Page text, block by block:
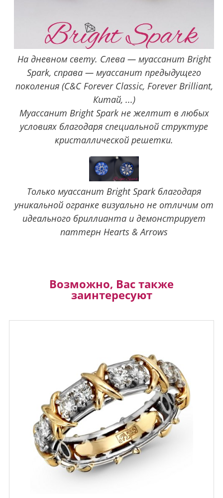
На дневном свету. Слева — муассанит Bright
Spark, справа — муассанит предыдущего
поколения (C&C Forever Classic, Forever Brilliant,
Китай, ...)
Муассанит Bright Spark не желтит в любых
условиях благодаря специальной структуре
кристаллической решетки.
Только муассанит Bright Spark благодаря
уникальной огранке визуально не отличим от
идеального бриллианта и демонстрирует
паттерн Hearts & Arrows
Возможно, Вас также
заинтересуют